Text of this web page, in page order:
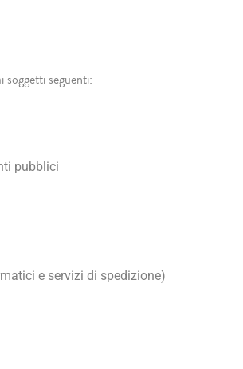
soggetti seguenti:
pubblici
e servizi di spedizione)